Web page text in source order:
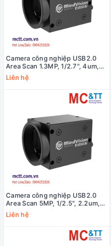
Camera công nghiệp USB2.0
Area Scan 1.3MP, 1/2.7", 4um,
1280X1024, 90fps MindVision
MV-UC133GC
Liên hệ
Camera công nghiệp USB2.0
Area Scan 5MP, 1/2.5", 2.2um,
2592x1944, 8fps MindVision
MV-UBS502C
Liên hệ